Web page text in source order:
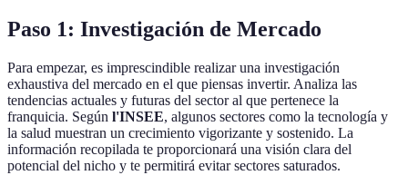
Paso 1: Investigación de Mercado
Para empezar, es imprescindible realizar una investigación
exhaustiva del mercado en el que piensas invertir. Analiza las
tendencias actuales y futuras del sector al que pertenece la
franquicia. Según l'INSEE, algunos sectores como la tecnología y
la salud muestran un crecimiento vigorizante y sostenido. La
información recopilada te proporcionará una visión clara del
potencial del nicho y te permitirá evitar sectores saturados.